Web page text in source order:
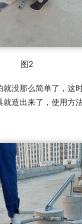
图2
没那么简单了，这
造出来了，使用方